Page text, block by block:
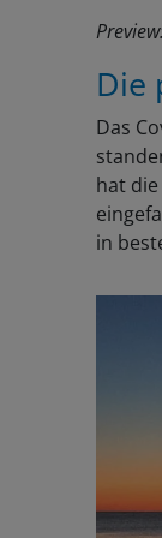
Die
Das
hat
in